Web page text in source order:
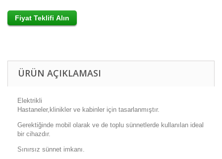
ÜRÜN AÇIKLAMASI
Elektrikli
Hastaneler,klinikler ve kabinler için tasarlanmıştır.
Gerektiğinde mobil olarak ve de toplu sünnetlerde kullanılan ideal
bir cihazdır.
Sınırsız sünnet imkanı.